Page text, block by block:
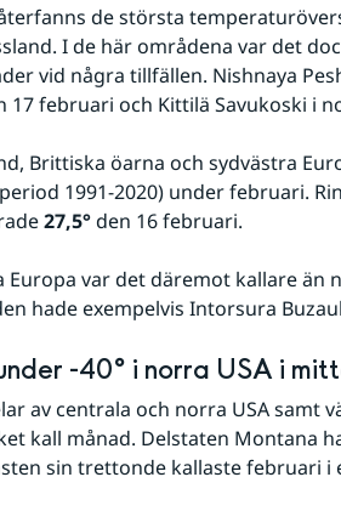
de största
I de här områdena var det
17 februari och Kittilä Savukoski i
Brittiska öarna och sydvästra
1991-2020) under februari.
27,5° den 16 februari.
Europa var det däremot kallare än
hade exempelvis Intorsura
-40° i norra USA i
av centrala och norra USA samt
kall månad. Delstaten Montana
sin trettonde kallaste februari i